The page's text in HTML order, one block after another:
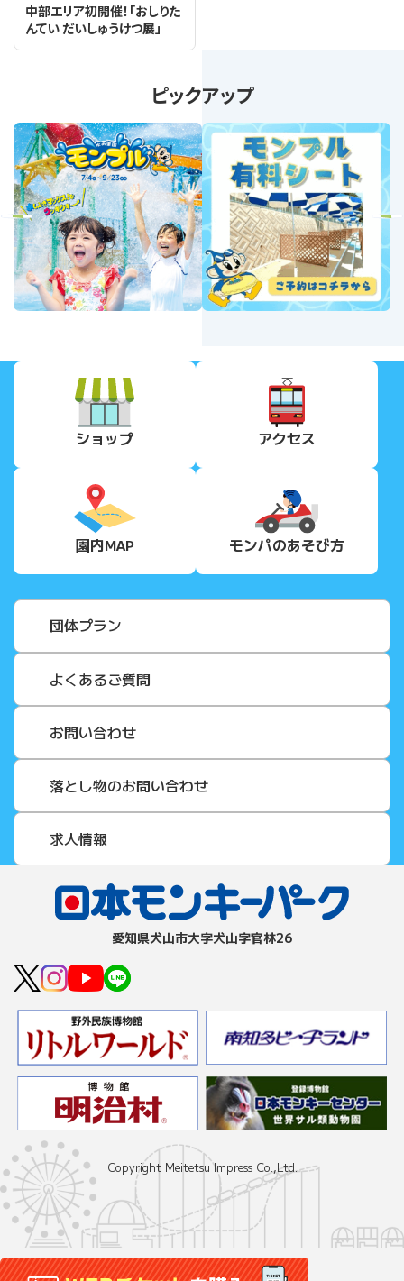
中部エリア初開催！「おしりた
んてい だいしゅうけつ展」
ピックアップ
Next
ショップ アクセス
園内MAP モンパのあそび方
団体プラン
よくあるご質問
お問い合わせ
落とし物のお問い合わせ
求人情報
愛知県⽝⼭市⼤字⽝⼭字官林26
Copyright Meitetsu Impress Co.,Ltd.